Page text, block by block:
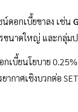
ดอกเบี้ยขาลง เช่น
ขนาดใหญ่ และกลุ่ม
กเบี้ยนโยบาย
ากาศเชิงบวกต่อ